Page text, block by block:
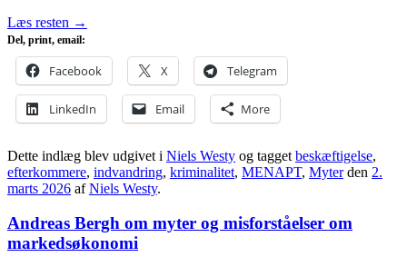
Læs resten →
Del, print, email:
Facebook X Telegram
LinkedIn Email More
Dette indlæg blev udgivet i Niels Westy og tagget beskæftigelse,
efterkommere, indvandring, kriminalitet, MENAPT, Myterden 2.
marts 2026 afNiels Westy.
Andreas Bergh om myter og misforståelser om
markedsøkonomi